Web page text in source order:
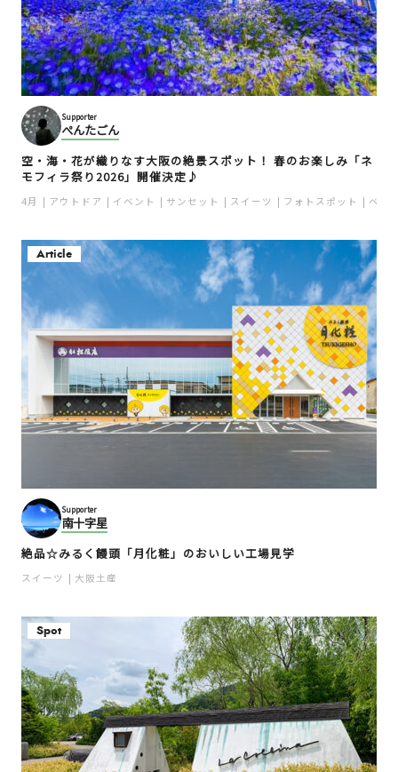
Supporter
ぺんたごん
空・海・花が織りなす大阪の絶景スポット！ 春のお楽しみ「ネ
モフィラ祭り2026」開催決定♪
4月 アウトドア イベント サンセット スイーツ フォトスポット ベイ
Article
Supporter
南十字星
絶品☆みるく饅頭「月化粧」のおいしい工場見学
スイーツ 大阪土産
Spot